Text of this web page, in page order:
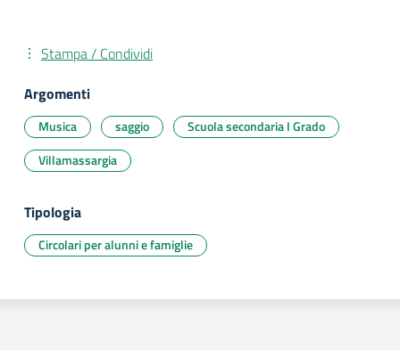
Stampa / Condividi
Argomenti
Musica saggio
Scuola secondaria I Grado
Villamassargia
Tipologia
Circolari per alunni e famiglie